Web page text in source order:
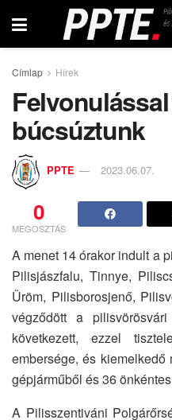
Címlap Hírek
búcsúztunk
PPTE 2023.06.07.
0
MEGOSZTÁS
A menet 14 órakor indult a
Pilisjászfalu, Tinnye,
Üröm, Pilisborosjenő,
végződött a
következett, ezzel
embersége, és
gépjárműből és 36
A Pilisszentiváni